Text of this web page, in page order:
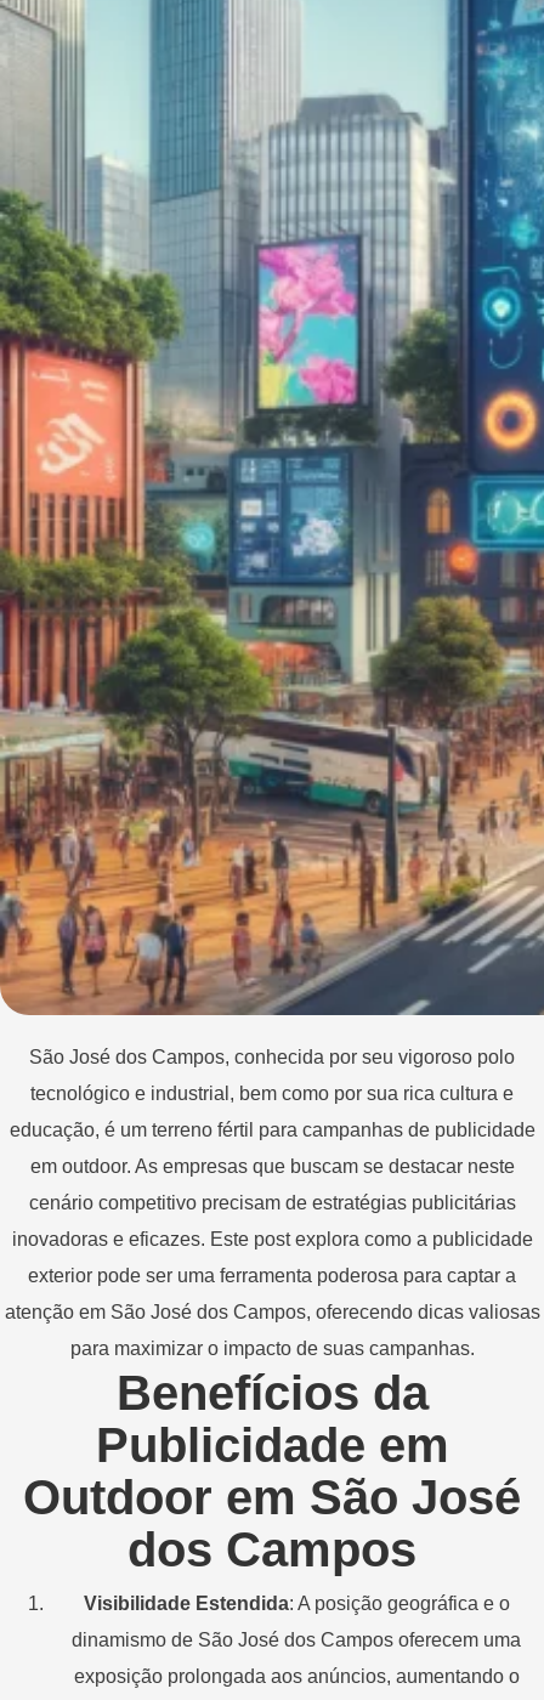
São José dos Campos, conhecida por seu vigoroso polo
tecnológico e industrial, bem como por sua rica cultura e
educação, é um terreno fértil para campanhas de publicidade
em outdoor. As empresas que buscam se destacar neste
cenário competitivo precisam de estratégias publicitárias
inovadoras e eficazes. Este post explora como a publicidade
exterior pode ser uma ferramenta poderosa para captar a
atenção em São José dos Campos, oferecendo dicas valiosas
para maximizar o impacto de suas campanhas.
Benefícios da
Publicidade em
Outdoor em São José
dos Campos
Visibilidade Estendida: A posição geográfica e o
dinamismo de São José dos Campos oferecem uma
exposição prolongada aos anúncios, aumentando o